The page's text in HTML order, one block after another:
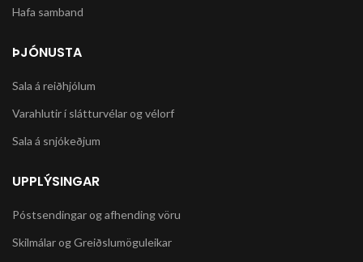
Hafa samband
ÞJÓNUSTA
Sala á reiðhjólum
Varahlutir í slátturvélar og vélorf
Sala á snjókeðjum
UPPLÝSINGAR
Póstsendingar og afhending vöru
Skilmálar og Greiðslumöguleikar